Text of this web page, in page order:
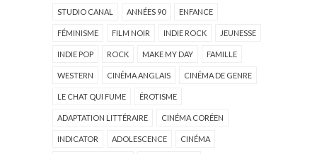
STUDIO CANAL ANNÉES 90 ENFANCE
FÉMINISME FILM NOIR INDIE ROCK JEUNESSE
INDIE POP ROCK MAKE MY DAY FAMILLE
WESTERN CINÉMA ANGLAIS CINÉMA DE GENRE
LE CHAT QUI FUME ÉROTISME
ADAPTATION LITTÉRAIRE CINÉMA CORÉEN
INDICATOR ADOLESCENCE CINÉMA